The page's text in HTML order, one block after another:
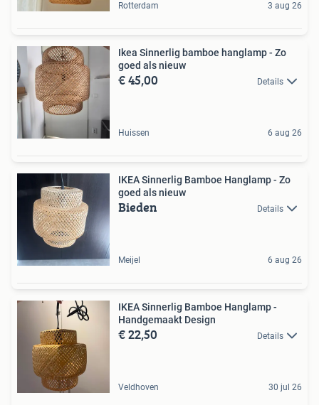
Rotterdam 3 aug 26
Ikea Sinnerlig bamboe hanglamp - Zo
goed als nieuw
€ 45,00 Details
Huissen 6 aug 26
IKEA Sinnerlig Bamboe Hanglamp - Zo
goed als nieuw
Bieden Details
Meijel 6 aug 26
IKEA Sinnerlig Bamboe Hanglamp -
Handgemaakt Design
€ 22,50 Details
Veldhoven 30 jul 26